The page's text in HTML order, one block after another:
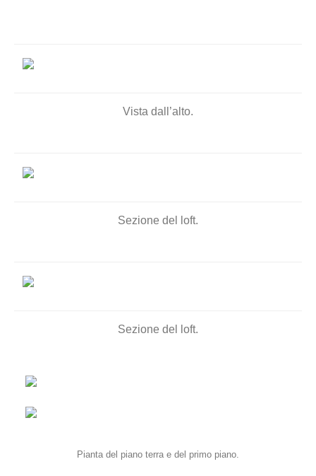
Vista dall’alto.
Sezione del loft.
Sezione del loft.
Pianta del piano terra e del primo piano.